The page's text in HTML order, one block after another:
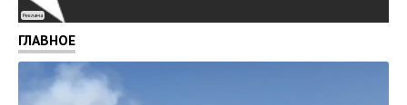
Реклама
ГЛАВНОЕ